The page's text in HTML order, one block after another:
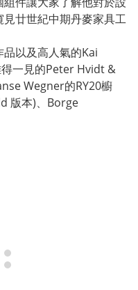
廿世紀中期丹麥家具工
以及高人氣的Kai
一見的Peter Hvidt &
Wegner的RY20櫥
版本)、Borge